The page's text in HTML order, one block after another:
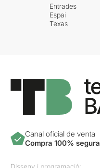
Entrades
Espai
Texas
Canal oficial de venta
Compra 100% segura